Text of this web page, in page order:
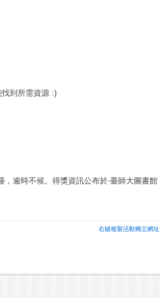
到所需資源 :)
逾時不候。得獎資訊公布於·臺師大圖書館
右鍵複製活動獨立網址